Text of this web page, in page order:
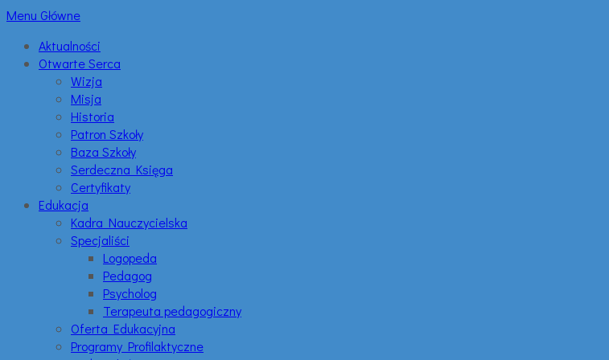
Menu Główne
Aktualności
Otwarte Serca
Wizja
Misja
Historia
Patron Szkoły
Baza Szkoły
Serdeczna Księga
Certyfikaty
Edukacja
Kadra Nauczycielska
Specjaliści
Logopeda
Pedagog
Psycholog
Terapeuta pedagogiczny
Oferta Edukacyjna
Programy Profilaktyczne